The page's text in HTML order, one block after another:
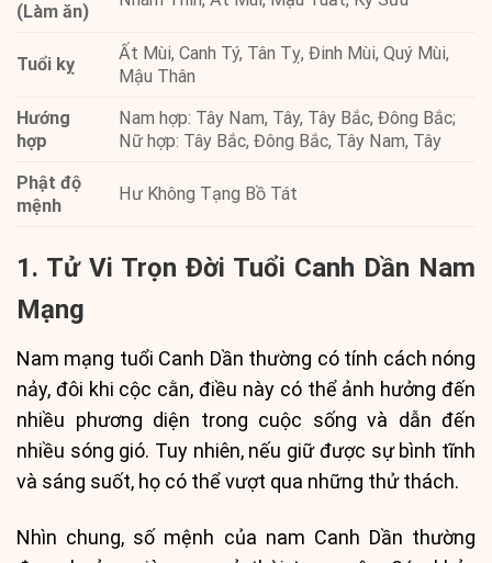
(Làm ăn)
Tuổi kỵ
Ất Mùi, Canh Tý, Tân Tỵ, Đinh Mùi, Quý Mùi,
Mậu Thân
Hướng
hợp
Nam hợp: Tây Nam, Tây, Tây Bắc, Đông Bắc;
Nữ hợp: Tây Bắc, Đông Bắc, Tây Nam, Tây
Phật độ
mệnh
Hư Không Tạng Bồ Tát
1. Tử Vi Trọn Đời Tuổi Canh Dần Nam
Mạng
Nam mạng tuổi Canh Dần thường có tính cách nóng
nảy, đôi khi cộc cằn, điều này có thể ảnh hưởng đến
nhiều phương diện trong cuộc sống và dẫn đến
nhiều sóng gió. Tuy nhiên, nếu giữ được sự bình tĩnh
và sáng suốt, họ có thể vượt qua những thử thách.
Nhìn chung, số mệnh của nam Canh Dần thường